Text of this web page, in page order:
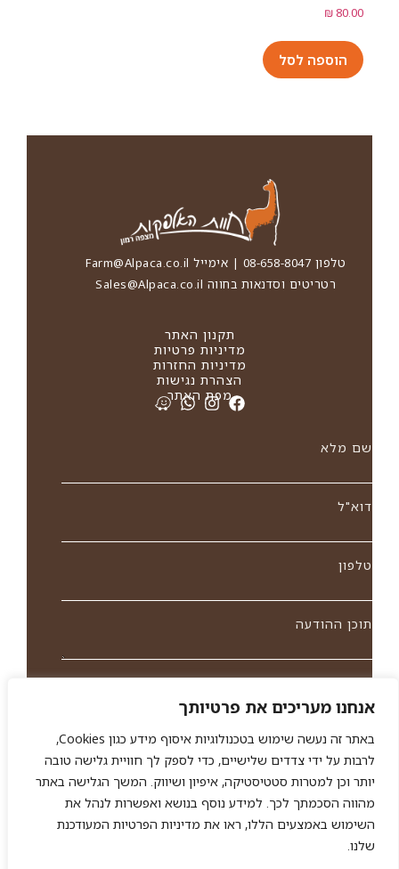
אנחנו מעריכים את פרטיותך
באתר זה נעשה שימוש בטכנולוגיות איסוף מידע כגון Cookies,
לרבות על ידי צדדים שלישיים, כדי לספק לך חוויית גלישה טובה
יותר וכן למטרות סטטיסטיקה, איפיון ושיווק. המשך הגלישה באתר
מהווה הסכמתך לכך. למידע נוסף בנושא ואפשרות לנהל את
השימוש באמצעים הללו, ראו את מדיניות הפרטיות המעודכנת
שלנו.
₪ 80.00
הוספה לסל
תקנון האתר
מדיניות פרטיות
מדיניות החזרות
הצהרת נגישות
מפת האתר
טלפון 08-658-8047 | אימייל
Farm@Alpaca.co.il
רטריטים וסדנאות בחווה Sales@Alpaca.co.il
שם מלא
דוא"ל
טלפון
תוכן ההודעה
בהם כדיי ליצור איתי קשר, לרבות באמצעות דיוור ישיר וכן
לצרכים סטטיסטיים. אני מודע שאוכל לבטל את הרישום שלי
בכל עת ושעל מסירת הפרטים שלי והשימוש בהם תחולמדיניות
הפרטיות של האתר
שליחה